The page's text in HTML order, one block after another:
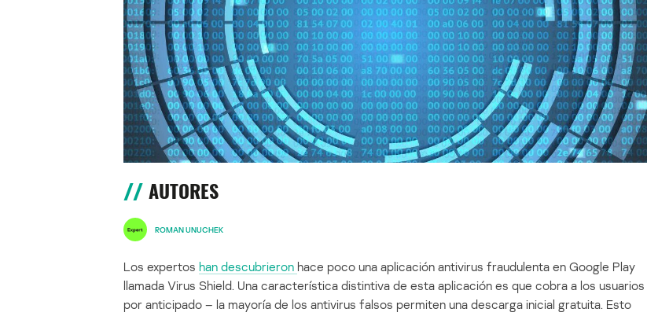
AUTORES
ROMAN UNUCHEK
Los expertos han descubrieron hace poco una aplicación antivirus fraudulenta en Google Play
llamada Virus Shield. Una característica distintiva de esta aplicación es que cobra a los usuarios
por anticipado – la mayoría de los antivirus falsos permiten una descarga inicial gratuita. Esto